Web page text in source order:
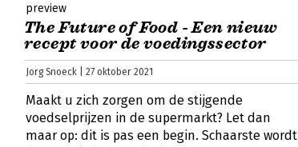
preview
The Future of Food - Een nieuw
recept voor de voedingssector
Jorg Snoeck | 27 oktober 2021
Maakt u zich zorgen om de stijgende
voedselprijzen in de supermarkt? Let dan
maar op: dit is pas een begin. Schaarste wordt